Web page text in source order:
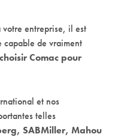
entreprise, il est
capable de vraiment
Comac pour
et nos
telles
SABMiller, Mahou